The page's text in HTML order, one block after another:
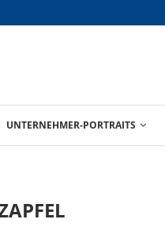
UNTERNEHMER-PORTRAITS